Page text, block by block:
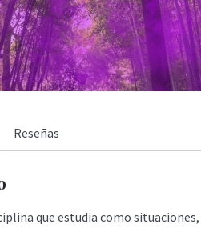
Reseñas
que estudia como